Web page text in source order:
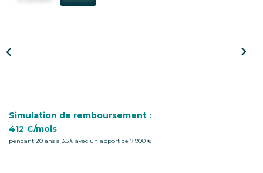
Simulation de remboursement :
412 €/mois
pendant 20 ans à 3.5% avec un apport de 7 900 €